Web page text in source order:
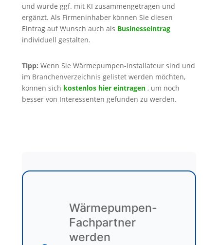
und wurde ggf. mit KI zusammengetragen und
ergänzt. Als Firmeninhaber können Sie diesen
Eintrag auf Wunsch auch als Businesseintrag
individuell gestalten.
Tipp: Wenn Sie Wärmepumpen-Installateur sind und
im Branchenverzeichnis gelistet werden möchten,
können sich kostenlos hier eintragen, um noch
besser von Interessenten gefunden zu werden.
Wärmepumpen-
Fachpartner
werden